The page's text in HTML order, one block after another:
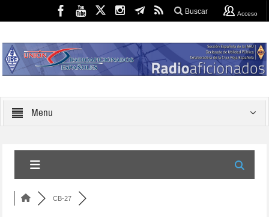
Buscar Acceso
Menu
CB-27